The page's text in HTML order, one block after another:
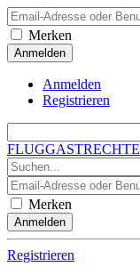
Merken
Anmelden
Registrieren
FLUGGASTRECHTE
Merken
Registrieren